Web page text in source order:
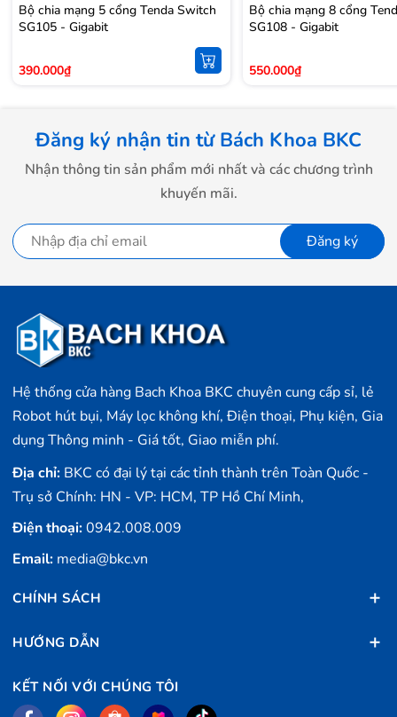
tiện dụng với những đường cong mềm mại bao
lo ngại về tính thẩm mỹ trong ngôi nhà của
phát wifi với băng tần 2.4Ghz giúp người dùng
có thể dễ dàng kết nối và cài đặt các tùy chỉnh
theo nhu cầu của cá nhân.
Bằng việc hỗ trợ App Beli trên điện thoại , một
tiện ích tối quan trọng , với giao diện trực quan
dễ dàng sử dụng và thao tác giúp cho người
dùng có thể bật tắt các thiết bị điện tại nhà bất
cứ khi nào và ở bất cứ đâu chỉ với 1 nút nhấn
ở nhà bằng giọng nói nhờ sự hỗ trợ của Alexa
và Google Assistant.
Bộ chia mạng 5 cổng Tenda Switch
SG105 - Gigabit
390.000₫
Bộ chia mạng 8 cổng
SG108 - Gigabit
550.000₫
Đăng ký nhận tin từ Bách Khoa BKC
Nhận thông tin sản phẩm mới nhất và các chương trình
khuyến mãi.
Đăng ký
Hệ thống cửa hàng Bach Khoa BKC chuyên cung cấp sỉ, lẻ
Robot hút bụi, Máy lọc không khí, Điện thoại, Phụ kiện, Gia
dụng Thông minh - Giá tốt, Giao miễn phí.
Địa chỉ: BKC có đại lý tại các tỉnh thành trên Toàn Quốc -
Trụ sở Chính: HN - VP: HCM, TP Hồ Chí Minh,
Điện thoại:0942.008.009
Email: media@bkc.vn
CHÍNH SÁCH
HƯỚNG DẪN
KẾT NỐI VỚI CHÚNG TÔI